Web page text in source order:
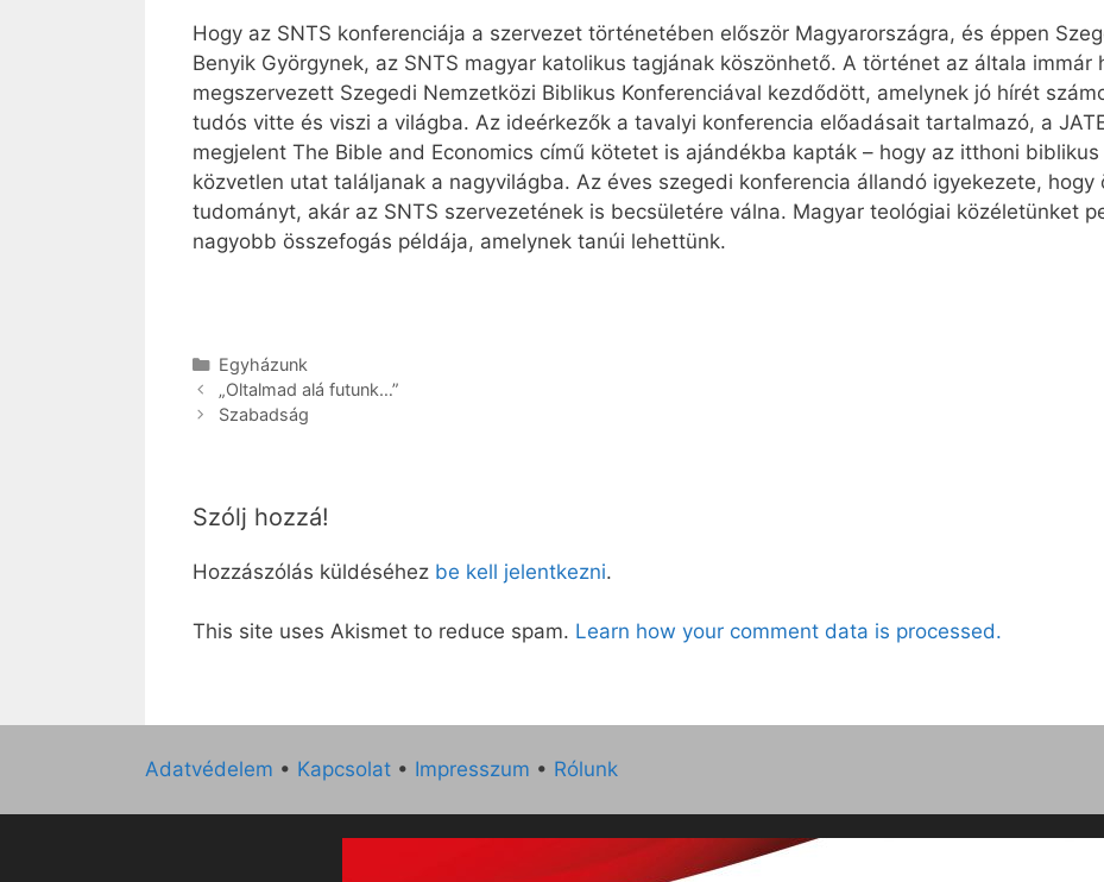
Hogy az SNTS konferenciája a szervezet történetében először Magyarországra, és éppen
Benyik Györgynek, az SNTS magyar katolikus tagjának köszönhető. A történet az általa immár
megszervezett Szegedi Nemzetközi Biblikus Konferenciával kezdődött, amelynek jó hírét
tudós vitte és viszi a világba. Az ideérkezők a tavalyi konferencia előadásait tartalmazó, a
megjelent The Bible and Economics című kötetet is ajándékba kapták – hogy az itthoni
közvetlen utat találjanak a nagyvilágba. Az éves szegedi konferencia állandó igyekezete, hogy
tudományt, akár az SNTS szervezetének is becsületére válna. Magyar teológiai közéletünket
nagyobb összefogás példája, amelynek tanúi lehettünk.
Kategória
Egyházunk
„Oltalmad alá futunk…”
Szabadság
Szólj hozzá!
Hozzászólás küldéséhez be kell jelentkezni.
This site uses Akismet to reduce spam. Learn how your comment data is processed.
Adatvédelem • Kapcsolat • Impresszum • Rólunk